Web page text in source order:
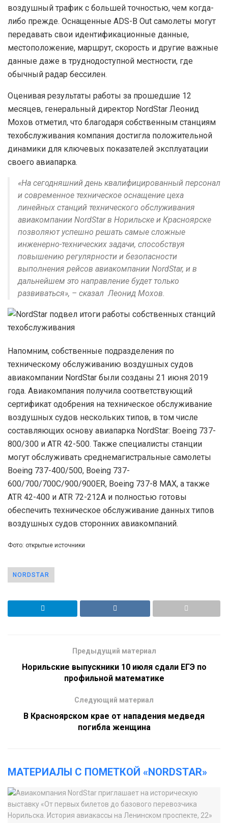
воздушный трафик с большей точностью, чем когда-
либо прежде. Оснащенные ADS-B Out самолеты могут
передавать свои идентификационные данные,
местоположение, маршрут, скорость и другие важные
данные даже в труднодоступной местности, где
обычный радар бессилен.
Оценивая результаты работы за прошедшие 12
месяцев, генеральный директор NordStar Леонид
Мохов отметил, что благодаря собственным станциям
техобслуживания компания достигла положительной
динамики для ключевых показателей эксплуатации
своего авиапарка.
«На сегодняшний день квалифицированный персонал
и современное техническое оснащение цеха
линейных станций технического обслуживания
авиакомпании NordStar в Норильске и Красноярске
позволяют успешно решать самые сложные
инженерно-технических задачи, способствуя
повышению регулярности и безопасности
выполнения рейсов авиакомпании NordStar, и в
дальнейшем это направление будет только
развиваться», – сказал Леонид Мохов.
Напомним, собственные подразделения по
техническому обслуживанию воздушных судов
авиакомпании NordStar были созданы 21 июня 2019
года. Авиакомпания получила соответствующий
сертификат одобрения на техническое обслуживание
воздушных судов нескольких типов, в том числе
составляющих основу авиапарка NordStar: Boeing 737-
800/300 и ATR 42-500. Также специалисты станции
могут обслуживать среднемагистральные самолеты
Boeing 737-400/500, Boeing 737-
600/700/700C/900/900ER, Boeing 737-8 МАХ, а также
ATR 42-400 и ATR 72-212A и полностью готовы
обеспечить техническое обслуживание данных типов
воздушных судов сторонних авиакомпаний.
Фото: открытые источники
NORDSTAR
Предыдущий материал
Норильские выпускники 10 июля сдали ЕГЭ по
профильной математике
Следующий материал
В Красноярском крае от нападения медведя
погибла женщина
МАТЕРИАЛЫ С ПОМЕТКОЙ «NORDSTAR»